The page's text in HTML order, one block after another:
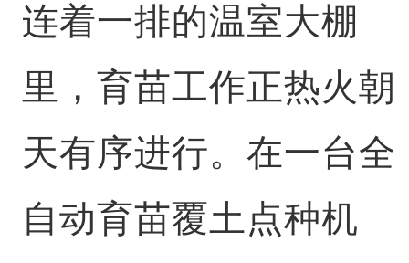
连着一排的温室大棚
里，育苗工作正热火朝
天有序进行。在一台全
自动育苗覆土点种机